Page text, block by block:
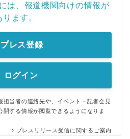
は、報道機関向けの情報が
ります。
プレス登録
ログイン
担当者の連絡先や、イベント・記者会見
開する情報が閲覧できるようになりま
プレスリリース受信に関するご案内